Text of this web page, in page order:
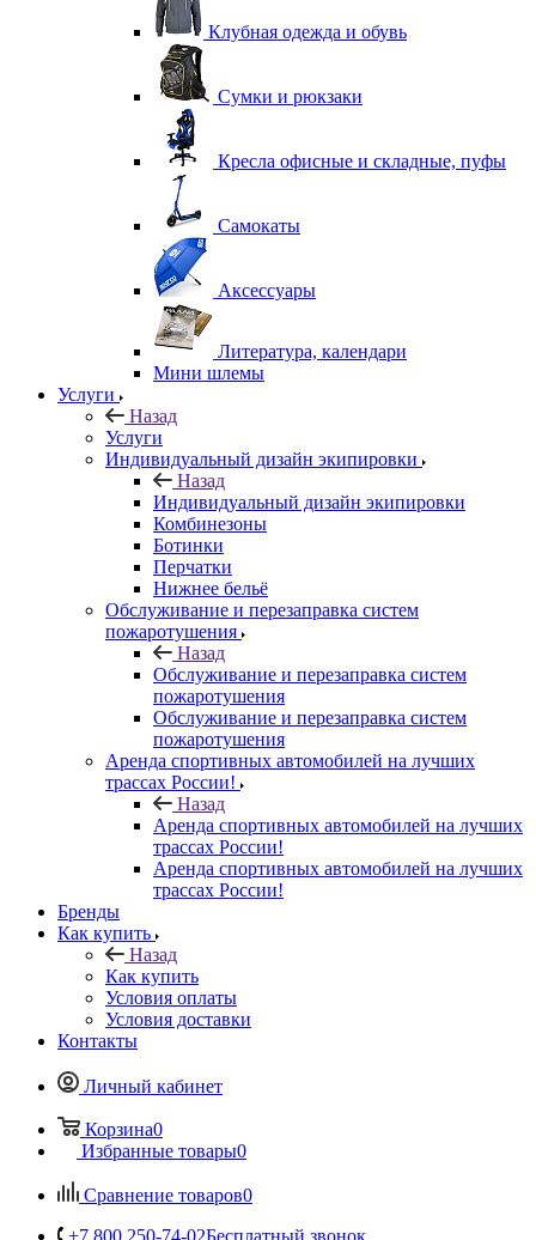
Клубная одежда и обувь
Сумки и рюкзаки
Кресла офисные и складные, пуфы
Самокаты
Аксессуары
Литература, календари
Мини шлемы
Услуги
Назад
Услуги
Индивидуальный дизайн экипировки
Назад
Индивидуальный дизайн экипировки
Комбинезоны
Ботинки
Перчатки
Нижнее бельё
Обслуживание и перезаправка систем
пожаротушения
Назад
Обслуживание и перезаправка систем
пожаротушения
Обслуживание и перезаправка систем
пожаротушения
Аренда спортивных автомобилей на лучших
трассах России!
Назад
Аренда спортивных автомобилей на лучших
трассах России!
Аренда спортивных автомобилей на лучших
трассах России!
Бренды
Как купить
Назад
Как купить
Условия оплаты
Условия доставки
Контакты
Личный кабинет
Корзина0
Избранные товары0
Сравнение товаров0
+7 800 250-74-02Бесплатный звонок